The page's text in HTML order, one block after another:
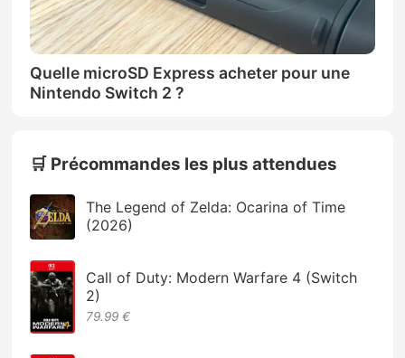
Quelle microSD Express acheter pour une
Nintendo Switch 2 ?
🛒 Précommandes les plus attendues
The Legend of Zelda: Ocarina of Time
(2026)
Call of Duty: Modern Warfare 4 (Switch
2)
79.99 €